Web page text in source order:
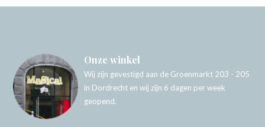
Onze winkel
Wij zijn gevestigd aan de Groenmarkt 203 - 205
in Dordrecht en wij zijn 6 dagen per week
geopend.